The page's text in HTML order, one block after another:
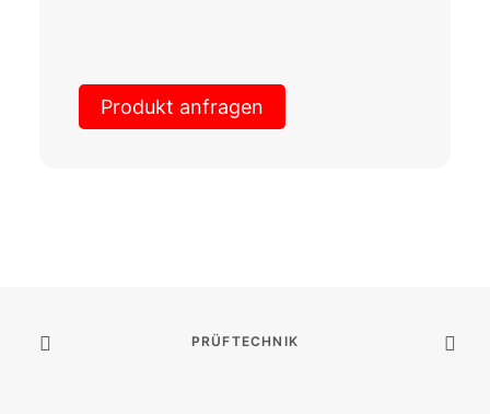
Produkt anfragen
PRÜFTECHNIK